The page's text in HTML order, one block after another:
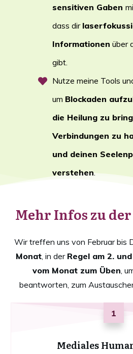
sensitiven Gaben
dass dir
Informationen über
gibt.
Nutze meine Tools
um Blockaden
die Heilung zu
Verbindungen zu
und deinen
verstehen.
Mehr Infos zu
Wir treffen uns von Februar bis
Monat , in der Regel am 2.
vom Monat zum Üben ,
beantworten, zum
1
Mediales